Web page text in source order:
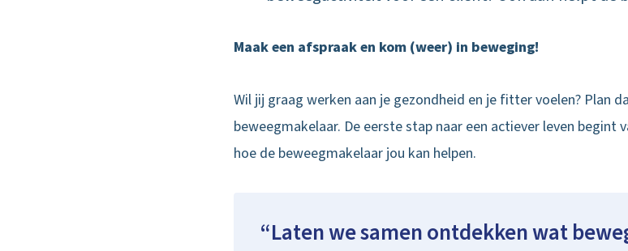
Maak een afspraak en kom (weer) in beweging!
Wil jij graag werken aan je gezondheid en je fitter voelen? Plan
beweegmakelaar. De eerste stap naar een actiever leven
hoe de beweegmakelaar jou kan helpen.
Laten we samen ontdekken wat